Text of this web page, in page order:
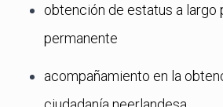
obtención de estatus a largo
permanente
acompañamiento en la